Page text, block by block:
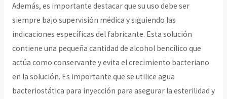
Además, es importante destacar que su uso debe ser
siempre bajo supervisión médica y siguiendo las
indicaciones específicas del fabricante. Esta solución
contiene una pequeña cantidad de alcohol bencílico que
actúa como conservante y evita el crecimiento bacteriano
en la solución. Es importante que se utilice agua
bacteriostática para inyección para asegurar la esterilidad y